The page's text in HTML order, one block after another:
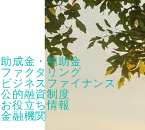
助成金・補助金
ファクタリング
ビジネスファイナンス
公的融資制度
お役立ち情報
金融機関